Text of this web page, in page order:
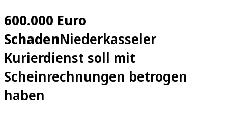
600.000 Euro
SchadenNiederkasseler
Kurierdienst soll mit
Scheinrechnungen betrogen
haben